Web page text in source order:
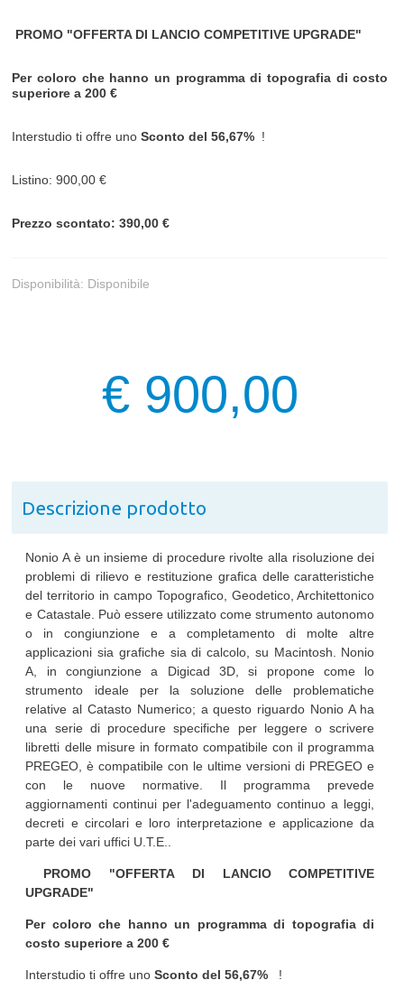
PROMO "OFFERTA DI LANCIO COMPETITIVE UPGRADE"
Per coloro che hanno un programma di topografia di costo
superiore a 200 €
Interstudio ti offre unoSconto del 56,67% !
Listino: 900,00 €
Prezzo scontato: 390,00 €
Disponibilità: Disponibile
€ 900,00
Descrizione prodotto
Nonio A è un insieme di procedure rivolte alla risoluzione dei
problemi di rilievo e restituzione grafica delle caratteristiche
del territorio in campo Topografico, Geodetico, Architettonico
e Catastale. Può essere utilizzato come strumento autonomo
o in congiunzione e a completamento di molte altre
applicazioni sia grafiche sia di calcolo, su Macintosh. Nonio
A, in congiunzione a Digicad 3D, si propone come lo
strumento ideale per la soluzione delle problematiche
relative al Catasto Numerico; a questo riguardo Nonio A ha
una serie di procedure specifiche per leggere o scrivere
libretti delle misure in formato compatibile con il programma
PREGEO, è compatibile con le ultime versioni di PREGEO e
con le nuove normative. Il programma prevede
aggiornamenti continui per l'adeguamento continuo a leggi,
decreti e circolari e loro interpretazione e applicazione da
parte dei vari uffici U.T.E..
PROMO "OFFERTA DI LANCIO COMPETITIVE
UPGRADE"
Per coloro che hanno un programma di topografia di
costo superiore a 200 €
Interstudio ti offre unoSconto del 56,67% !